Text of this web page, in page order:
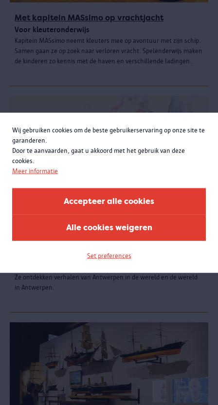
Wij gebruiken cookies om de beste gebruikerservaring op onze site te
garanderen.
Door te aanvaarden, gaat u akkoord met het gebruik van deze
cookies.
Meer informatie
Accepteer alle cookies
Alle cookies weigeren
Set preferences
Met kapitein MASsimo op vrachtjacht
Voor kleuteronderwijs
Kapitein MASsimo neemt kleuters mee op avontuur met zijn schip.
Samen gaan ze op zoek naar verloren vracht. Spelenderwijs maken
de kinderen zo kennis met de haven en verschillende ladingen.
Leerlingen ontdekken hoe de stroom en de haven al eeuwen voor
Ze ontdekken verhalen van Antwerpen in de wereld en de wereld
in Antwerpen.